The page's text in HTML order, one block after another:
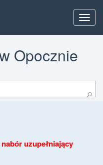
Menu
Opocznie
⚲
uzupełniający